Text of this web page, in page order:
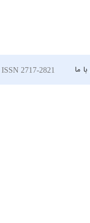
ما ISSN 2717-2821